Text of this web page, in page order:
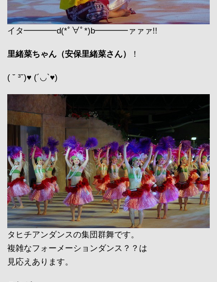
イタ━━━━d(*ﾟ∀ﾟ*)b━━━━ァァァ!!
里緒菜ちゃん（安保里緒菜さん） ！
( ˘ ³˘)♥ (´◡`♥)
タヒチアンダンスの集団群舞です。
複雑なフォーメーションダンス？？は
見応えあります。